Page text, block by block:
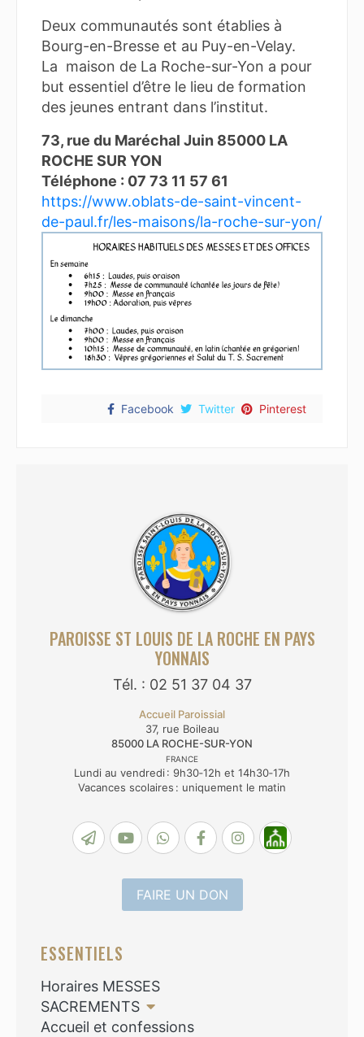
PAROISSE ST LOUIS DE LA ROCHE EN PAYS
YONNAIS
Tél. : 02 51 37 04 37
Accueil Paroissial
37, rue Boileau
85000 LA ROCHE-SUR-YON
FRANCE
Lundi au vendredi : 9h30‑12h et 14h30‑17h
Vacances scolaires : uniquement le matin
FAIRE UN DON
ESSENTIELS
Horaires MESSES
SACREMENTS
Accueil et confessions
Deux communautés sont établies à
Bourg-en-Bresse et au Puy-en-Velay.
La maison de La Roche-sur-Yon a pour
but essentiel d’être le lieu de formation
des jeunes entrant dans l’institut.
73, rue du Maréchal Juin 85000 LA
ROCHE SUR YON
Téléphone : 07 73 11 57 61
https://www.oblats-de-saint-vincent-
de-paul.fr/les-maisons/la-roche-sur-yon/
Facebook Twitter Pinterest